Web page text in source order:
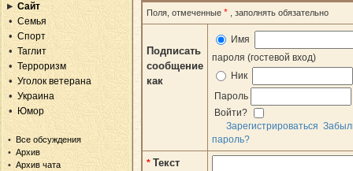
Сайт
Семья
Спорт
Таглит
Терроризм
Уголок ветерана
Украина
Юмор
Все обсуждения
Архив
Архив чата
Поля, отмеченные * , заполнять обязательно
Подписать
сообщение
как
Имя
пароля (гостевой вход)
Ник
Пароль
Войти?
Зарегистрироваться
пароль?
* Текст